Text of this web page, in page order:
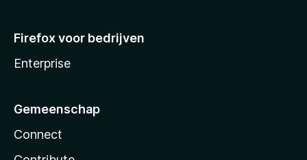
Firefox voor bedrijven
Enterprise
Gemeenschap
Connect